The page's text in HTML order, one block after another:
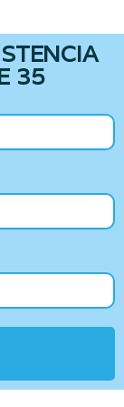
35